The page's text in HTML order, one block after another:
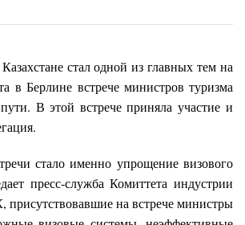
стал одной из главных тем на
в Берлине встрече министров туризма
В этой встрече приняла участие и
стало именно упрощение визового
пресс-служба Комиттета индустрии
на встрече министры